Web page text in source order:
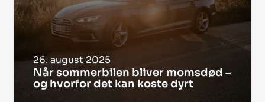
26. august 2025
Når sommerbilen bliver moms­død –
og hvorfor det kan koste dyrt